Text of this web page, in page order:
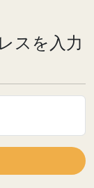
スを入力